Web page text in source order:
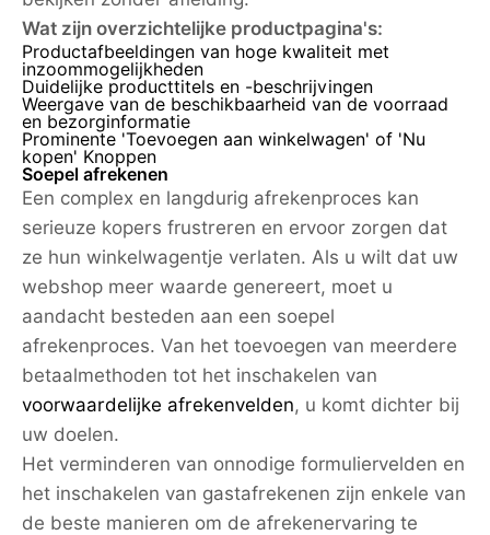
Wat zijn overzichtelijke productpagina's:
Productafbeeldingen van hoge kwaliteit met
inzoommogelijkheden
Duidelijke producttitels en -beschrijvingen
Weergave van de beschikbaarheid van de voorraad
en bezorginformatie
Prominente 'Toevoegen aan winkelwagen' of 'Nu
kopen' Knoppen
Soepel afrekenen
Een complex en langdurig afrekenproces kan
serieuze kopers frustreren en ervoor zorgen dat
ze hun winkelwagentje verlaten. Als u wilt dat uw
webshop meer waarde genereert, moet u
aandacht besteden aan een soepel
afrekenproces. Van het toevoegen van meerdere
betaalmethoden tot het inschakelen van
voorwaardelijke afrekenvelden, u komt dichter bij
uw doelen.
Het verminderen van onnodige formuliervelden en
het inschakelen van gastafrekenen zijn enkele van
de beste manieren om de afrekenervaring te